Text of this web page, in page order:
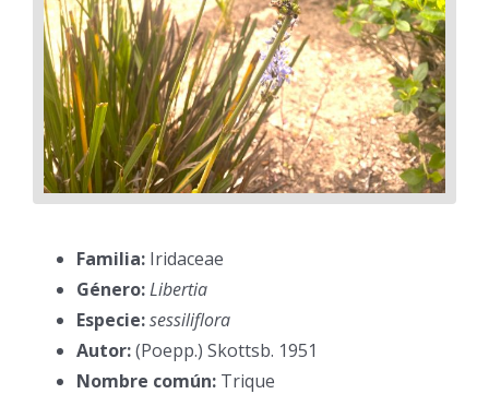
Familia:Iridaceae
Género:Libertia
Especie:sessiliflora
Autor:(Poepp.) Skottsb. 1951
Nombre común: Trique